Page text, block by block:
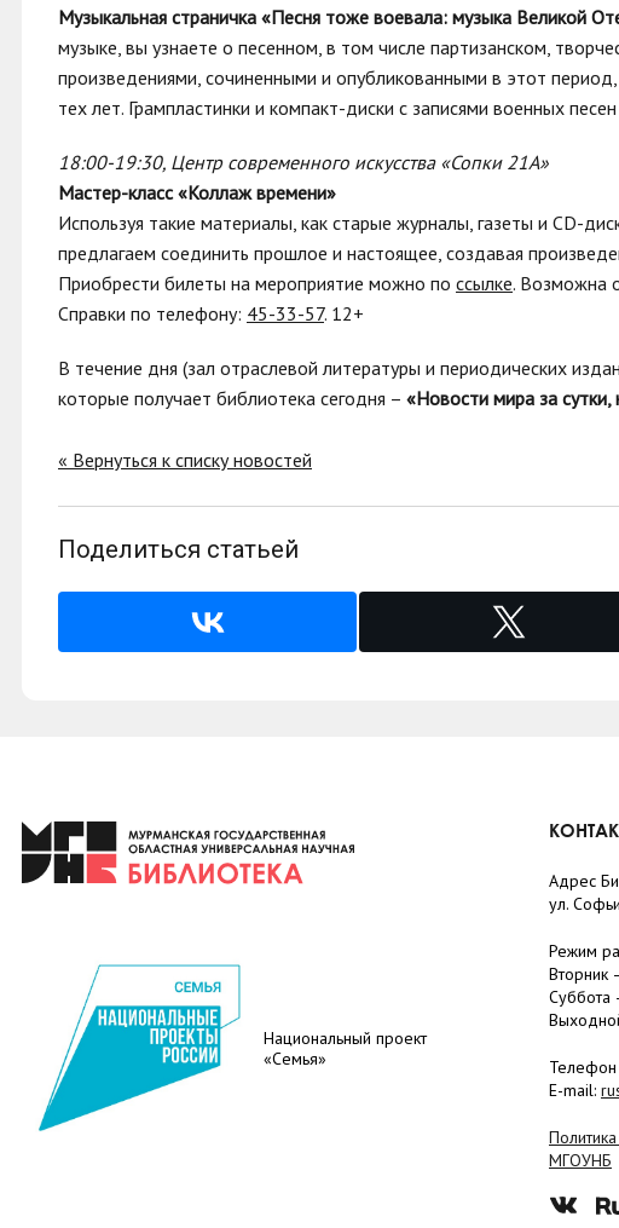
Музыкальная страничка «Песня тоже воевала: музыка Великой
музыке, вы узнаете о песенном, в том числе партизанском,
произведениями, сочиненными и опубликованными в этот
тех лет. Грампластинки и компакт-диски с записями военных
18:00-19:30, Центр современного искусства «Сопки 21А»
Мастер-класс«Коллаж времени»
Используя такие материалы, как старые журналы, газеты и CD-
предлагаем соединить прошлое и настоящее, создавая
Приобрести билеты на мероприятие можно по ссылке. Возможна
Справки по телефону: 45-33-57. 12+
В течение дня (зал отраслевой литературы и периодических
которые получает библиотека сегодня – «Новости мира за
« Вернуться к списку новостей
Поделиться статьей
Национальный проект
«Семья»
Адрес
ул.
Режим
Вторник
Суббота
Телефон
E-mail:
МГОУНБ